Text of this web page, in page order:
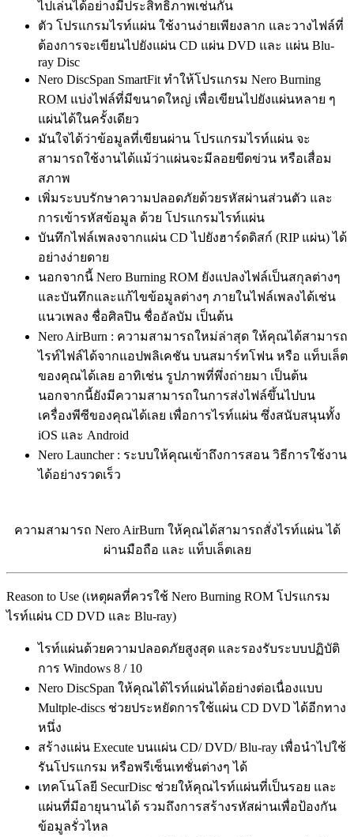
ไปเล่นได้อย่างมีประสิทธิภาพเช่นกัน
ตัว โปรแกรมไรท์แผ่น ใช้งานง่ายเพียงลาก และวางไฟล์ที่
ต้องการจะเขียนไปยังแผ่น CD แผ่น DVD และ แผ่น Blu-
ray Disc
Nero DiscSpan SmartFit ทำให้โปรแกรม Nero Burning
ROM แบ่งไฟล์ที่มีขนาดใหญ่ เพื่อเขียนไปยังแผ่นหลาย ๆ
แผ่นได้ในครั้งเดียว
มันใจได้ว่าข้อมูลที่เขียนผ่าน โปรแกรมไรท์แผ่น จะ
สามารถใช้งานได้แม้ว่าแผ่นจะมีลอยขีดข่วน หรือเสื่อม
สภาพ
เพิ่มระบบรักษาความปลอดภัยด้วยรหัสผ่านส่วนตัว และ
การเข้ารหัสข้อมูล ด้วย โปรแกรมไรท์แผ่น
บันทึกไฟล์เพลงจากแผ่น CD ไปยังฮาร์ดดิสก์ (RIP แผ่น) ได้
อย่างง่ายดาย
นอกจากนี้ Nero Burning ROM ยังแปลงไฟล์เป็นสกุลต่างๆ
และบันทึกและแก้ไขข้อมูลต่างๆ ภายในไฟล์เพลงได้เช่น
แนวเพลง ชื่อศิลปิน ชื่ออัลบัม เป็นต้น
Nero AirBurn : ความสามารถใหม่ล่าสุด ให้คุณได้สามารถ
ไรท์ไฟล์ได้จากแอปพลิเคชัน บนสมาร์ทโฟน หรือ แท็บเล็ต
ของคุณได้เลย อาทิเช่น รูปภาพที่พึ่งถ่ายมา เป็นต้น
นอกจากนี้ยังมีความสามารถในการส่งไฟล์ขึ้นไปบน
เครื่องพีซีของคุณได้เลย เพื่อการไรท์แผ่น ซึ่งสนับสนุนทั้ง
iOS และ Android
Nero Launcher : ระบบให้คุณเข้าถึงการสอน วิธีการใช้งาน
ได้อย่างรวดเร็ว
ความสามารถ Nero AirBurn ให้คุณได้สามารถสั่งไรท์แผ่น ได้
ผ่านมือถือ และ แท็บเล็ตเลย
Reason to Use (เหตุผลที่ควรใช้ Nero Burning ROM โปรแกรม
ไรท์แผ่น CD DVD และ Blu-ray)
ไรท์แผ่นด้วยความปลอดภัยสูงสุด และรองรับระบบปฏิบัติ
การ Windows 8 / 10
Nero DiscSpan ให้คุณได้ไรท์แผ่นได้อย่างต่อเนื่องแบบ
Multple-discs ช่วยประหยัดการใช้แผ่น CD DVD ได้อีกทาง
หนึ่ง
สร้างแผ่น Execute บนแผ่น CD/ DVD/ Blu-ray เพื่อนำไปใช้
รันโปรแกรม หรือพรีเซ็นเทชั่นต่างๆ ได้
เทคโนโลยี SecurDisc ช่วยให้คุณไรท์แผ่นที่เป็นรอย และ
แผ่นที่มีอายุนานได้ รวมถึงการสร้างรหัสผ่านเพื่อป้องกัน
ข้อมูลรั่วไหล